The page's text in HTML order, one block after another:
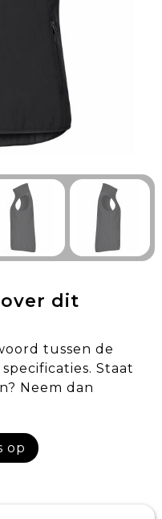
dit
tussen de
Staat
Neem dan
op